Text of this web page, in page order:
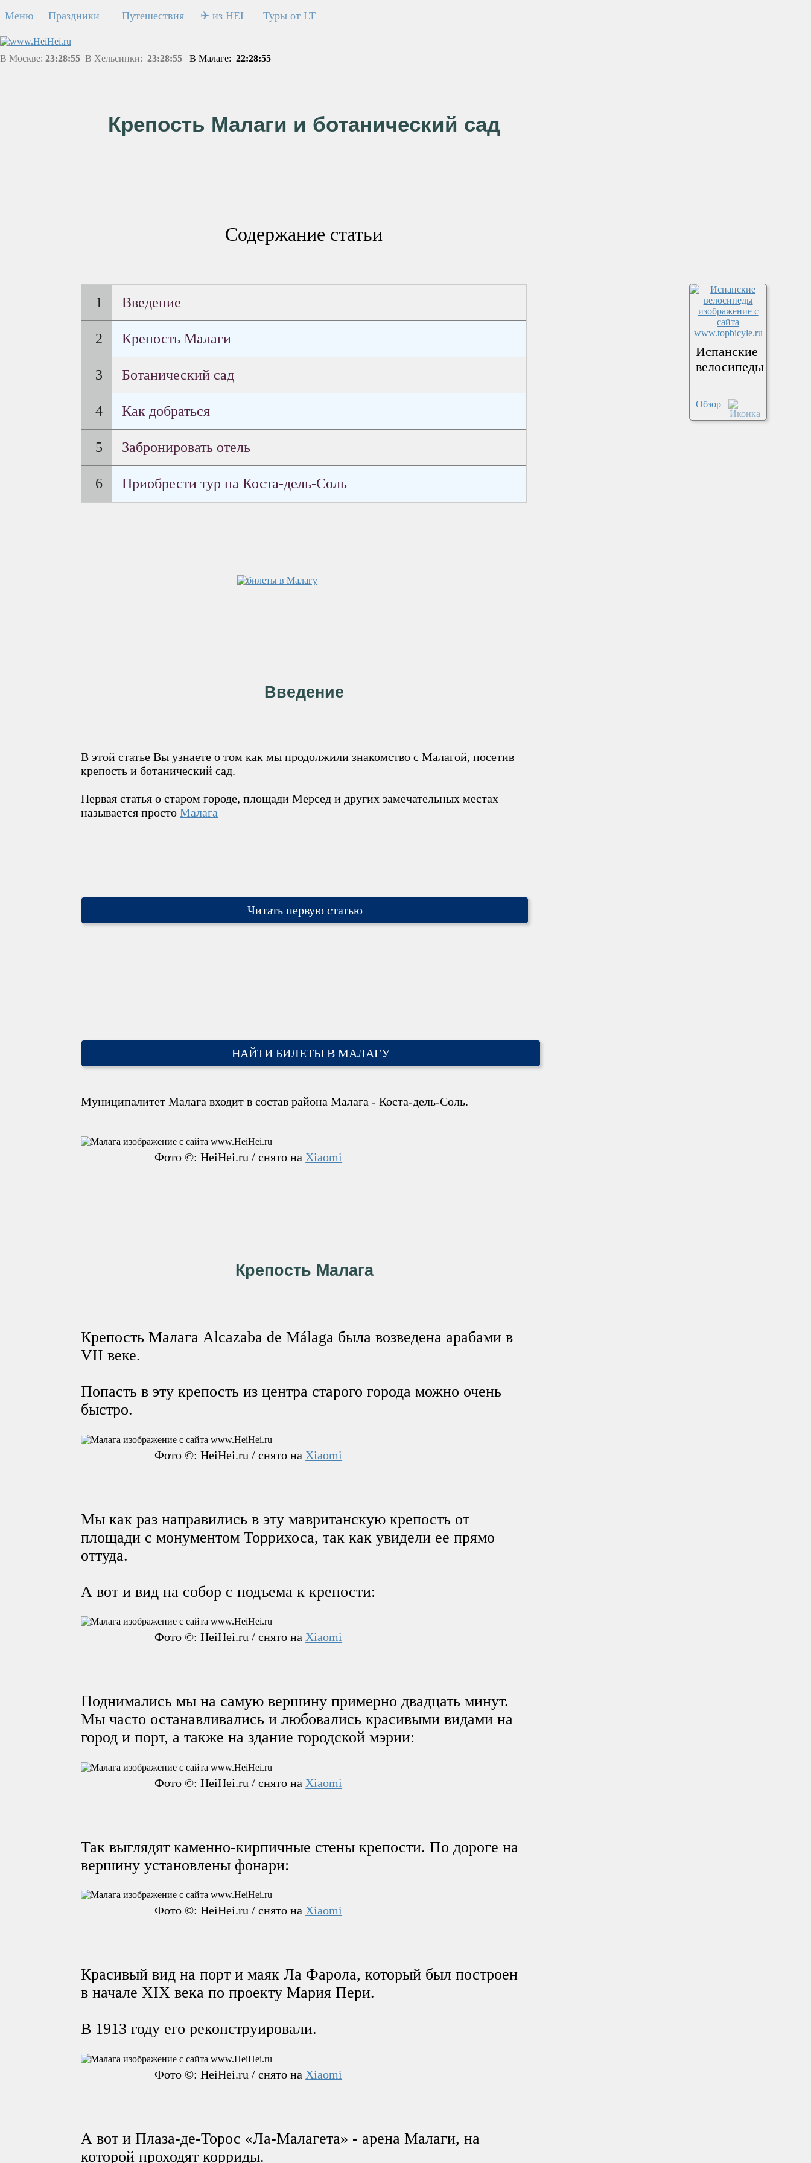
Меню Праздники Путешествия ✈ из HEL Туры от LT
В Москве: 23:28:55 В Хельсинки: 23:28:55 В Малаге: 22:28:55
Крепость Малаги и ботанический сад
Содержание статьи
Введение
Крепость Малаги
Ботанический сад
Как добраться
Забронировать отель
Приобрести тур на Коста-дель-Соль
Введение
В этой статье Вы узнаете о том как мы продолжили знакомство с Малагой, посетив
крепость и ботанический сад.
Первая статья о старом городе, площади Мерсед и других замечательных местах
называется простоМалага
Читать первую статью
НАЙТИ БИЛЕТЫ В МАЛАГУ
Муниципалитет Малага входит в состав района Малага - Коста-дель-Соль.
Фото ©: HeiHei.ru / снято на Xiaomi
Крепость Малага
Крепость Малага Alcazaba de Málaga была возведена арабами в
VII веке.
Попасть в эту крепость из центра старого города можно очень
быстро.
Фото ©: HeiHei.ru / снято на Xiaomi
Мы как раз направились в эту мавританскую крепость от
площади с монументом Торрихоса, так как увидели ее прямо
оттуда.
А вот и вид на собор с подъема к крепости:
Фото ©: HeiHei.ru / снято на Xiaomi
Поднимались мы на самую вершину примерно двадцать минут.
Мы часто останавливались и любовались красивыми видами на
город и порт, а также на здание городской мэрии:
Фото ©: HeiHei.ru / снято на Xiaomi
Так выглядят каменно-кирпичные стены крепости. По дороге на
вершину установлены фонари:
Фото ©: HeiHei.ru / снято на Xiaomi
Красивый вид на порт и маяк Ла Фарола, который был построен
в начале XIX века по проекту Мария Пери.
В 1913 году его реконструировали.
Фото ©: HeiHei.ru / снято на Xiaomi
А вот и Плаза-де-Торос «Ла-Малагета» - арена Малаги, на
которой проходят корриды.
Испанские
велосипеды
Обзор